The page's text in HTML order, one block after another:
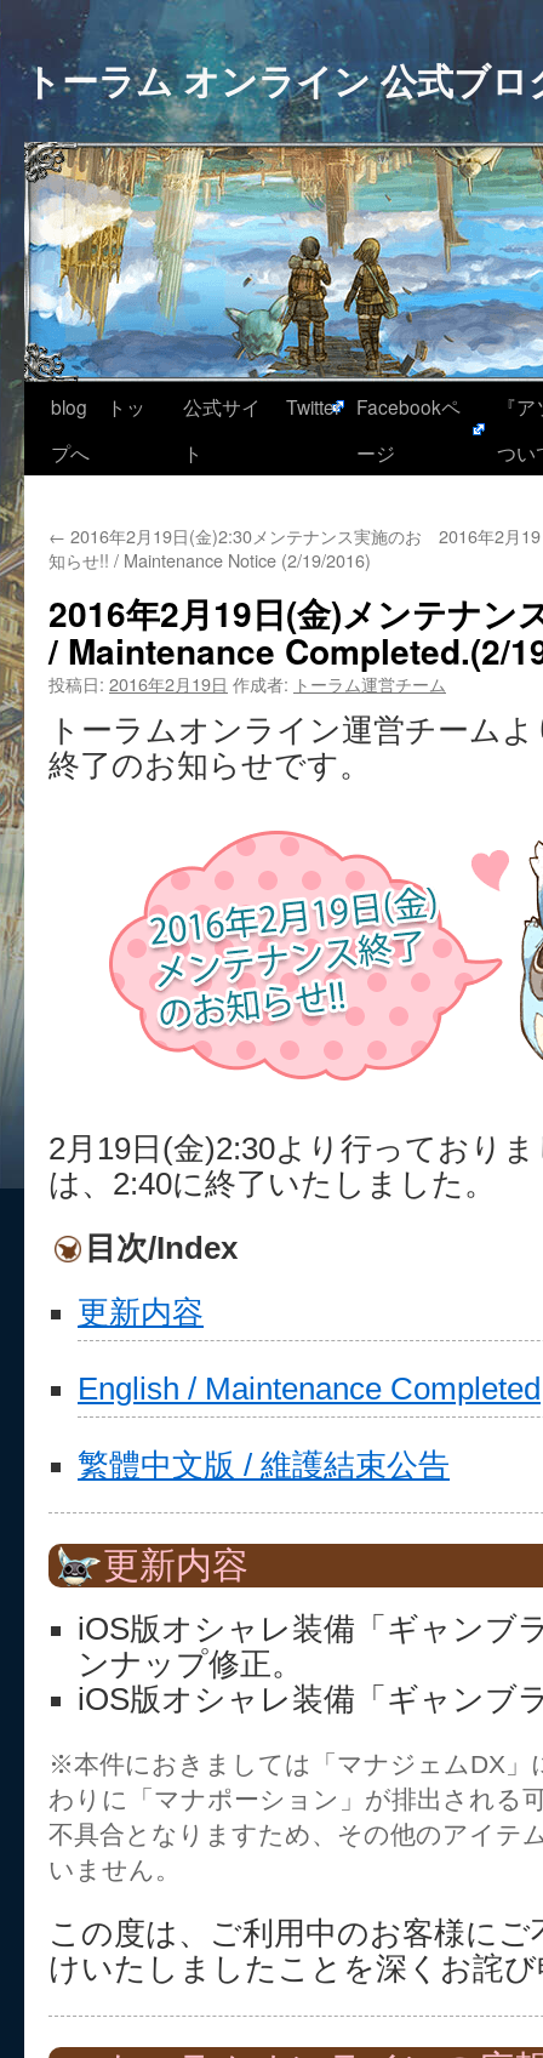
トーラム オンライン 公式ブロ
blog トッ
プへ
公式サイ
ト
Twitter
Facebookペ
ージ
『
つい
← 2016年2月19日(金)2:30メンテナンス実施のお
知らせ!! / Maintenance Notice (2/19/2016)
2016年2月
2016年2月19日(金)メンテナン
/ Maintenance Completed.(2/
投稿日: 2016年2月19日 作成者: トーラム運営チーム
トーラムオンライン運営チーム
終了のお知らせです。
2月19日(金)2:30より行っており
は、2:40に終了いたしました。
目次/Index
更新内容
English / Maintenance Completed
繁體中文版 / 維護結束公告
更新内容
iOS版オシャレ装備「ギャンブ
ンナップ修正。
iOS版オシャレ装備「ギャンブ
※本件におきましては「マナジェムDX」
わりに「マナポーション」が排出される
不具合となりますため、その他のアイテ
いません。
この度は、ご利用中のお客様に
けいたしましたことを深くお詫